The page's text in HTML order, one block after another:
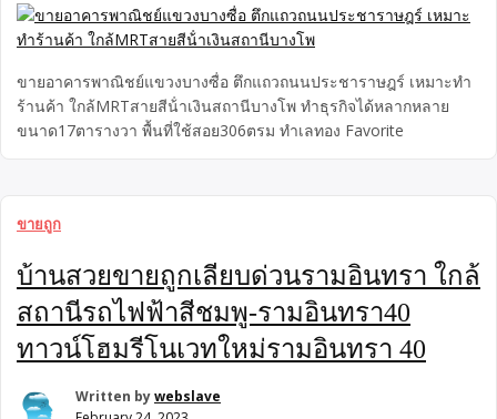
ขายอาคารพาณิชย์แขวงบางซื่อ ตึกแถวถนนประชาราษฎร์ เหมาะทำ
ร้านค้า ใกล้MRTสายสีน้ําเงินสถานีบางโพ ทำธุรกิจได้หลากหลาย
ขนาด17ตารางวา พื้นที่ใช้สอย306ตรม ทำเลทอง Favorite
ขายถูก
บ้านสวยขายถูกเลียบด่วนรามอินทรา ใกล้
สถานีรถไฟฟ้าสีชมพู-รามอินทรา40
ทาวน์โฮมรีโนเวทใหม่รามอินทรา 40
Written bywebslave